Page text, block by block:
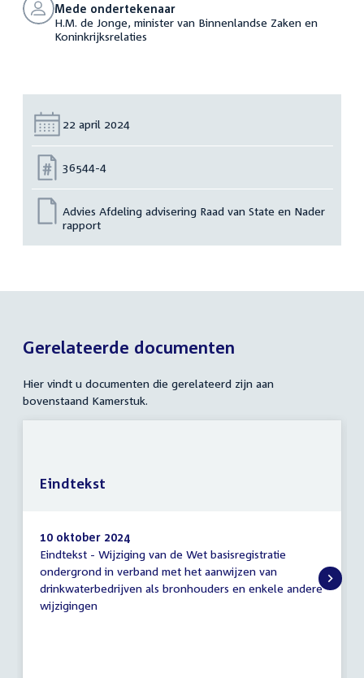
Mede ondertekenaar
H.M. de Jonge, minister van Binnenlandse Zaken en
Koninkrijksrelaties
Datum:
22 april 2024
Nummer:
36544-4
Advies Afdeling advisering Raad van State en Nader
rapport
Gerelateerde documenten
Hier vindt u documenten die gerelateerd zijn aan
bovenstaand Kamerstuk.
Eindtekst
10 oktober 2024
Eindtekst - Wijziging van de Wet basisregistratie
ondergrond in verband met het aanwijzen van
drinkwaterbedrijven als bronhouders en enkele andere
wijzigingen
Eindtekst